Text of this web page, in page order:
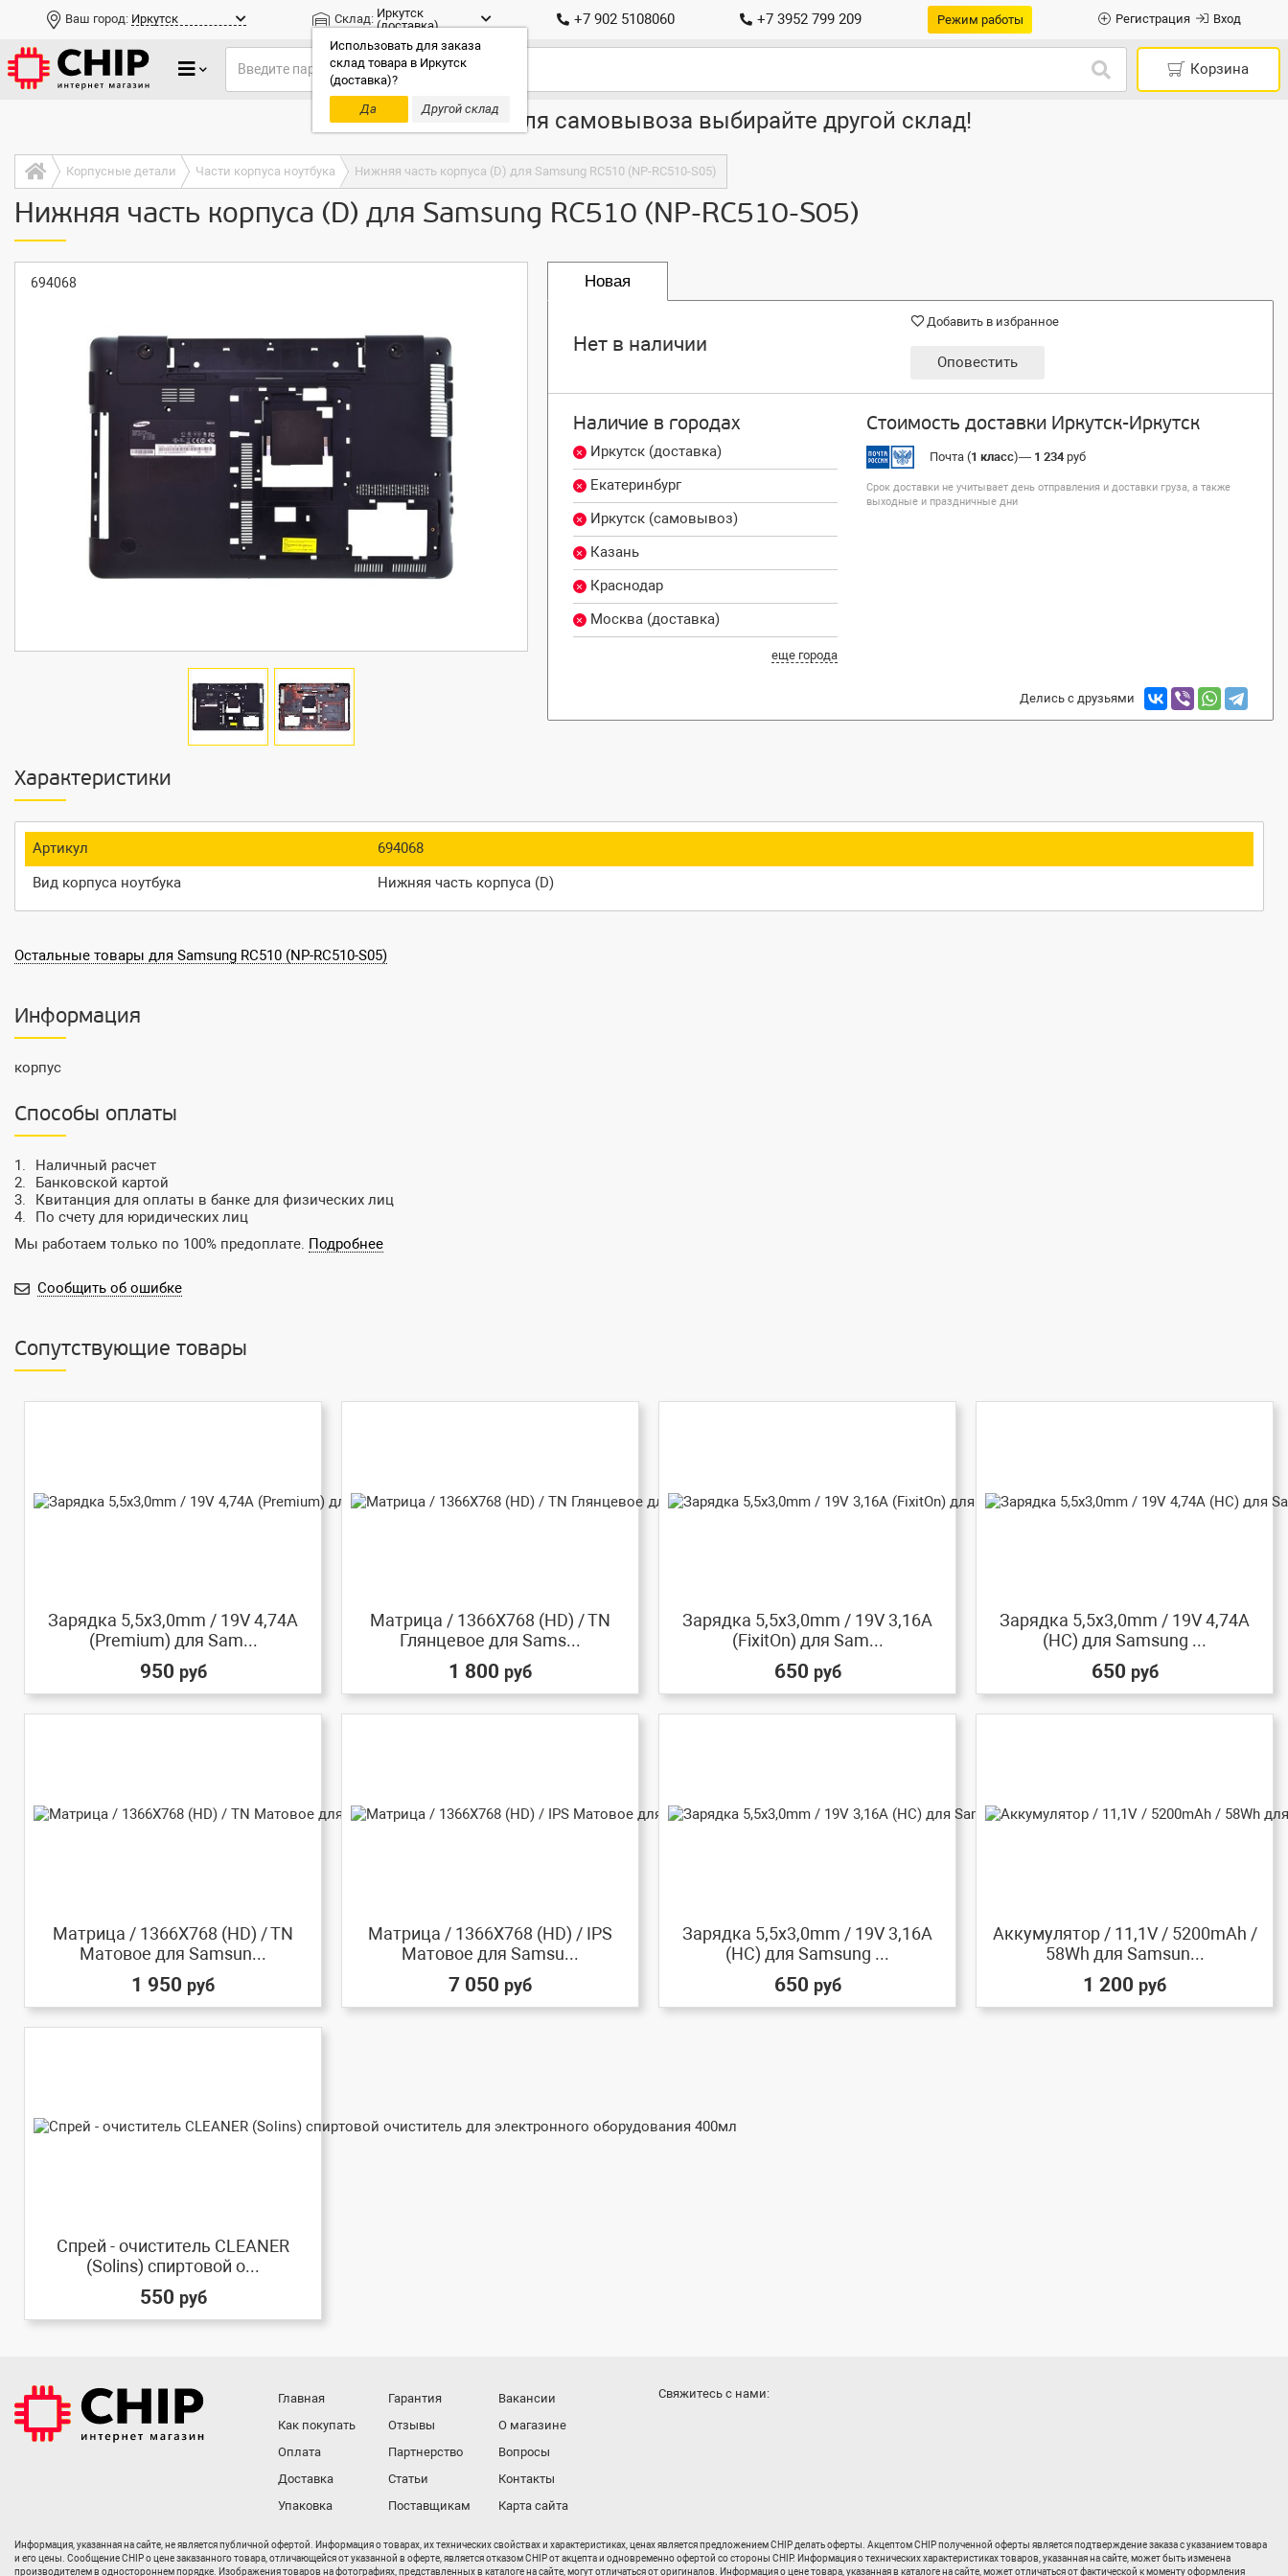
Ваш город: Иркутск Склад: Иркутск
(доставка)
Использовать для заказа
склад товара в Иркутск
(доставка)?
Да
Другой склад
+7 902 5108060 +7 3952 799 209 Режим работы Регистрация Вход
Корзина
Только доставка, для самовывоза выбирайте другой склад!
Корпусные детали Части корпуса ноутбука Нижняя часть корпуса (D) для Samsung RC510 (NP-RC510-S05)
Нижняя часть корпуса (D) для Samsung RC510 (NP-RC510-S05)
694068 Новая
Нет в наличии
Добавить в избранное
Оповестить
Наличие в городах
Иркутск (доставка)
Екатеринбург
Иркутск (самовывоз)
Казань
Краснодар
Москва (доставка)
еще города
Стоимость доставки Иркутск-Иркутск
Почта (1 класс)— 1 234руб
Срок доставки не учитывает день отправления и доставки груза, а также
выходные и праздничные дни
Делись с друзьями
Характеристики
Артикул
694068
Вид корпуса ноутбука
Нижняя часть корпуса (D)
Остальные товары для Samsung RC510 (NP-RC510-S05)
Информация
корпус
Способы оплаты
Наличный расчет
Банковской картой
Квитанция для оплаты в банке для физических лиц
По счету для юридических лиц
Мы работаем только по 100% предоплате. Подробнее
Сообщить об ошибке
Сопутствующие товары
Зарядка 5,5x3,0mm / 19V 4,74A
(Premium) для Sam...
950 руб
Матрица / 1366X768 (HD) / TN
Глянцевое для Sams...
1 800 руб
Зарядка 5,5x3,0mm / 19V 3,16A
(FixitOn) для Sam...
650 руб
Зарядка 5,5x3,0mm / 19V 4,74A
(HC) для Samsung ...
650 руб
Матрица / 1366X768 (HD) / TN
Матовое для Samsun...
1 950 руб
Матрица / 1366X768 (HD) / IPS
Матовое для Samsu...
7 050 руб
Зарядка 5,5x3,0mm / 19V 3,16A
(HC) для Samsung ...
650 руб
Аккумулятор / 11,1V / 5200mAh /
58Wh для Samsun...
1 200 руб
Спрей - очиститель CLEANER
(Solins) спиртовой о...
550 руб
Главная
Как покупать
Оплата
Доставка
Упаковка
Гарантия
Отзывы
Партнерство
Статьи
Поставщикам
Вакансии
О магазине
Вопросы
Контакты
Карта сайта
Cвяжитесь с нами:
Информация, указанная на сайте, не является публичной офертой. Информация о товарах, их технических свойствах и характеристиках, ценах является предложением CHIP делать оферты. Акцептом CHIP полученной оферты является подтверждение заказа с указанием товара
и его цены. Сообщение CHIP о цене заказанного товара, отличающейся от указанной в оферте, является отказом CHIP от акцепта и одновременно офертой со стороны CHIP. Информация о технических характеристиках товаров, указанная на сайте, может быть изменена
производителем в одностороннем порядке. Изображения товаров на фотографиях, представленных в каталоге на сайте, могут отличаться от оригиналов. Информация о цене товара, указанная в каталоге на сайте, может отличаться от фактической к моменту оформления